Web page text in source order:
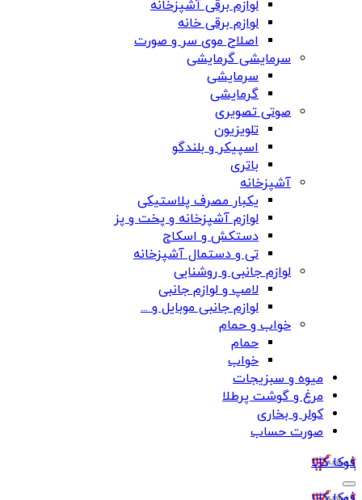
لوازم برقی آشپزخانه
لوازم برقی خانه
اصلاح موی سر و صورت
سرمایشی گرمایشی
سرمایشی
گرمایشی
صوتی تصویری
تلویزیون
اسپیکر و بلندگو
باتری
آشپزخانه
یکبار مصرف پلاستیکی
لوازم آشپزخانه و پخت و پز
دستکش و اسکاج
تی و دستمال آشپزخانه
لوازم جانبی و روشنایی
لامپ و لوازم جانبی
لوازم جانبی موبایل و ...
خواب و حمام
حمام
خواب
میوه و سبزیجات
مرغ و گوشت پرطلا
کولر و بخاری
صورت حساب
فوکا کالا